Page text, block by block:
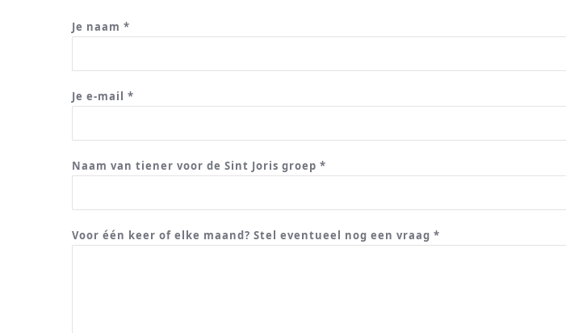
Je naam *
Je e-mail *
Naam van tiener voor de Sint Joris groep *
Voor één keer of elke maand? Stel eventueel nog een vraag *